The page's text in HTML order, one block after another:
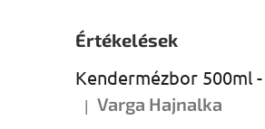
Értékelések
A termék értékelése 5-ből 5
| Varga Hajnalka